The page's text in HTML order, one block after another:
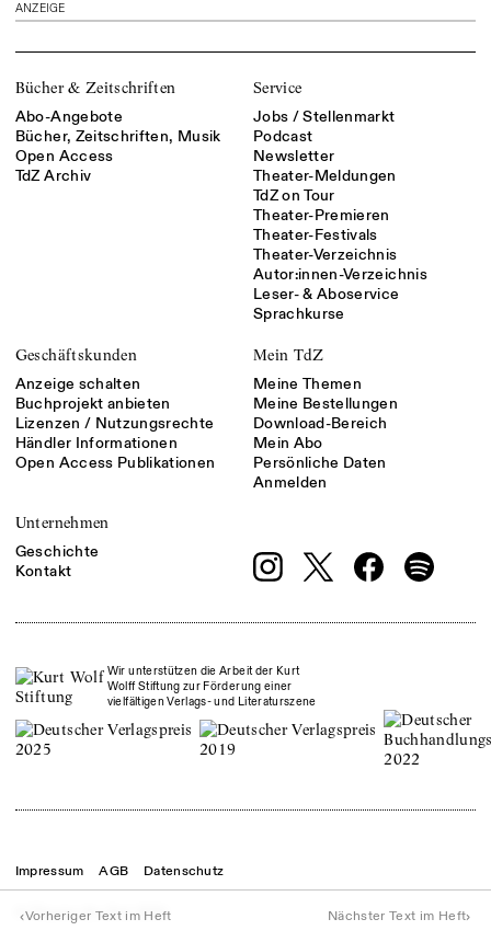
‹Vorheriger Text im Heft Nächster Text im Heft›
ANZEIGE
Bücher & Zeitschriften
Abo-Angebote
Bücher, Zeitschriften, Musik
Open Access
TdZ Archiv
Service
Jobs / Stellenmarkt
Podcast
Newsletter
Theater-Meldungen
TdZ on Tour
Theater-Premieren
Theater-Festivals
Theater-Verzeichnis
Autor:innen-Verzeichnis
Leser- & Aboservice
Sprachkurse
Geschäftskunden
Anzeige schalten
Buchprojekt anbieten
Lizenzen / Nutzungsrechte
Händler Informationen
Open Access Publikationen
Mein TdZ
Meine Themen
Meine Bestellungen
Download-Bereich
Mein Abo
Persönliche Daten
Anmelden
Unternehmen
Geschichte
Kontakt
Wir unterstützen die Arbeit der Kurt
Wolff Stiftung zur Förderung einer
vielfältigen Verlags- und Literaturszene
© Theater der Zeit2026
Impressum AGB Datenschutz